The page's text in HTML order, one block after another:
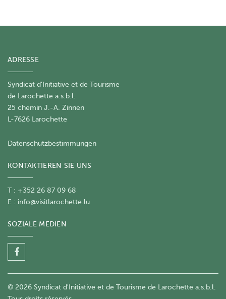
ADRESSE
Syndicat d'Initiative et de Tourisme
de Larochette a.s.b.l.
25 chemin J.-A. Zinnen
L-7626 Larochette
Datenschutzbestimmungen
KONTAKTIEREN SIE UNS
T : +352 26 87 09 68
E : info@visitlarochette.lu
SOZIALE MEDIEN
© 2026 Syndicat d'Initiative et de Tourisme de Larochette a.s.b.l.